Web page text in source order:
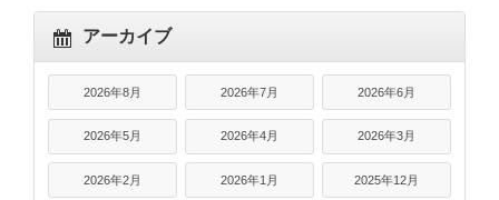
アーカイブ
2026年8月 2026年7月 2026年6月
2026年5月 2026年4月 2026年3月
2026年2月 2026年1月 2025年12月